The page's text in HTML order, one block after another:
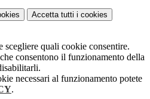
Accetta tutti i cookies
scegliere quali cookie consentire.
consentono il funzionamento della
necessari al funzionamento potete
.